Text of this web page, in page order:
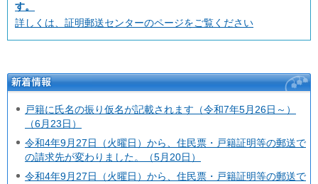
す。
詳しくは、証明郵送センターのページをご覧ください
新着情報
戸籍に氏名の振り仮名が記載されます（令和7年5月26日～）
（6月23日）
令和4年9月27日（火曜日）から、住民票・戸籍証明等の郵送で
の請求先が変わりました。（5月20日）
令和4年9月27日（火曜日）から、住民票・戸籍証明等の郵送で